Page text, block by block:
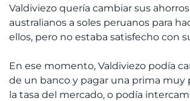
Valdiviezo quería cambiar sus
australianos a soles peruanos para
ellos, pero no estaba satisfecho con
En ese momento, Valdiviezo podía
de un banco y pagar una prima muy
la tasa del mercado, o podía